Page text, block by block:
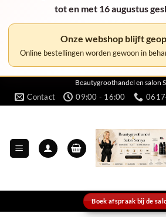
tot en met 16 augustus
Onze webshop blijft
Online bestellingen worden gewoon in
naar
Beautygroothandel en salon
Contact 09:00 - 16:00
Boek afspraak bij de